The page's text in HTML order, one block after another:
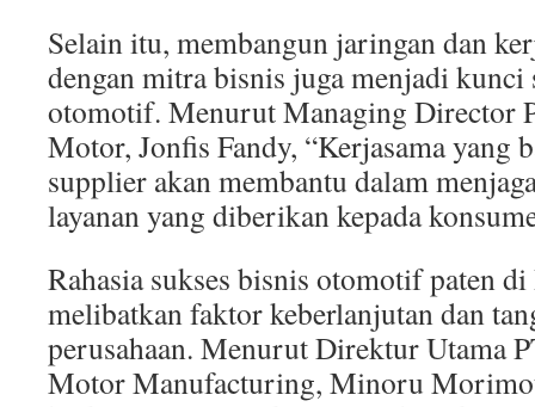
Selain itu, membangun jaringan dan
dengan mitra bisnis juga menjadi kunci
otomotif. Menurut Managing Director
Motor, Jonfis Fandy, “Kerjasama yang
supplier akan membantu dalam
layanan yang diberikan kepada
Rahasia sukses bisnis otomotif paten
melibatkan faktor keberlanjutan dan
perusahaan. Menurut Direktur Utama
Motor Manufacturing, Minoru